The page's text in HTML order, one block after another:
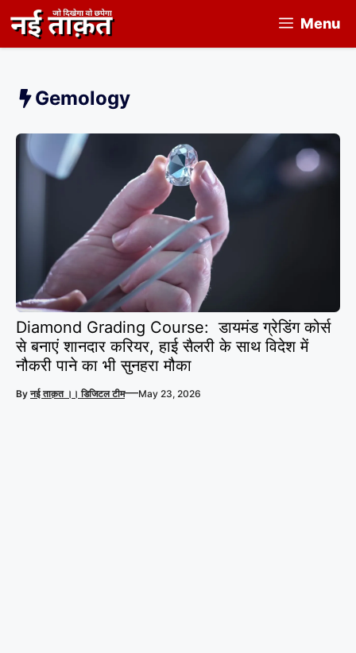
to
content
Menu
Gemology
Diamond Grading Course: डायमंड ग्रेडिंग कोर्स
से बनाएं शानदार करियर, हाई सैलरी के साथ विदेश में
नौकरी पाने का भी सुनहरा मौका
Byनई ताक़त ।। डिजिटल टीम—May 23, 2026